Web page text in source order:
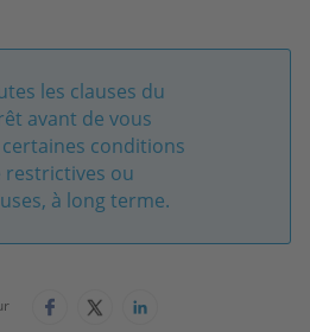
les clauses du
avant de vous
conditions
ou
à long terme.